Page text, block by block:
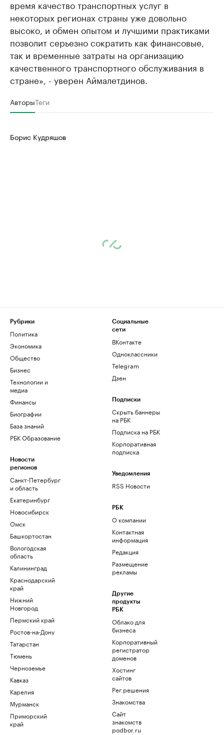
время качество транспортных услуг в
некоторых регионах страны уже довольно
высоко, и обмен опытом и лучшими практиками
позволит серьезно сократить как финансовые,
так и временные затраты на организацию
качественного транспортного обслуживания в
стране», - уверен Аймалетдинов.
АвторыТеги
Борис Кудряшов
Рубрики
Политика
Экономика
Общество
Бизнес
Технологии и
медиа
Финансы
Биографии
База знаний
РБК Образование
Новости
регионов
Санкт-Петербург
и область
Екатеринбург
Новосибирск
Омск
Башкортостан
Вологодская
область
Калининград
Краснодарский
край
Нижний
Новгород
Пермский край
Ростов-на-Дону
Татарстан
Тюмень
Черноземье
Кавказ
Карелия
Мурманск
Приморский
край
Социальные
сети
ВКонтакте
Одноклассники
Telegram
Дзен
Подписки
Скрыть баннеры
на РБК
Подписка на РБК
Корпоративная
подписка
Уведомления
RSS Новости
РБК
О компании
Контактная
информация
Редакция
Размещение
рекламы
Другие
продукты
РБК
Облако для
бизнеса
Корпоративный
регистратор
доменов
Хостинг
сайтов
Рег.решения
Знакомства
Сайт
знакомств
podbor.ru